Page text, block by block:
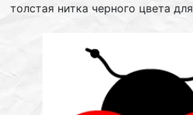
толстая нитка черного цвета